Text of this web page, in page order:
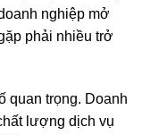
nghiệp mở
phải nhiều trở
quan trọng. Doanh
lượng dịch vụ